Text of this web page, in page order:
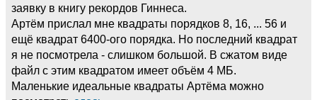
заявку в книгу рекордов Гиннеса.
Артём прислал мне квадраты порядков 8, 16, ... 56 и
ещё квадрат 6400-ого порядка. Но последний квадрат
я не посмотрела - слишком большой. В сжатом виде
файл с этим квадратом имеет объём 4 МБ.
Маленькие идеальные квадраты Артёма можно